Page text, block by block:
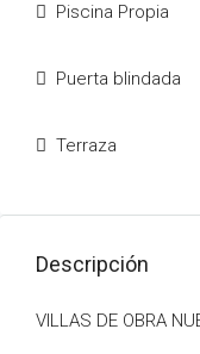
Piscina Propia
Puerta blindada
Terraza
Descripción
VILLAS DE OBRA